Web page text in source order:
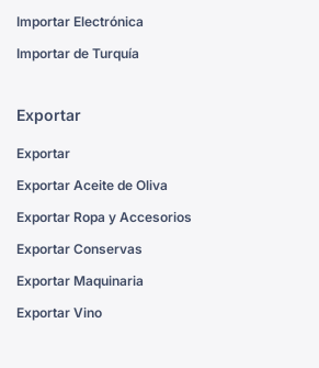
Importar Electrónica
Importar de Turquía
Exportar
Exportar
Exportar Aceite de Oliva
Exportar Ropa y Accesorios
Exportar Conservas
Exportar Maquinaria
Exportar Vino